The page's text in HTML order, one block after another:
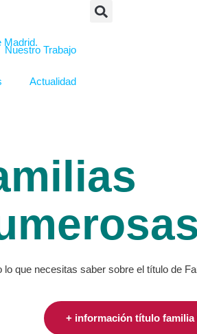
Nuestro Trabajo
Actualidad
lo que necesitas saber sobre el título de
+ información título familia